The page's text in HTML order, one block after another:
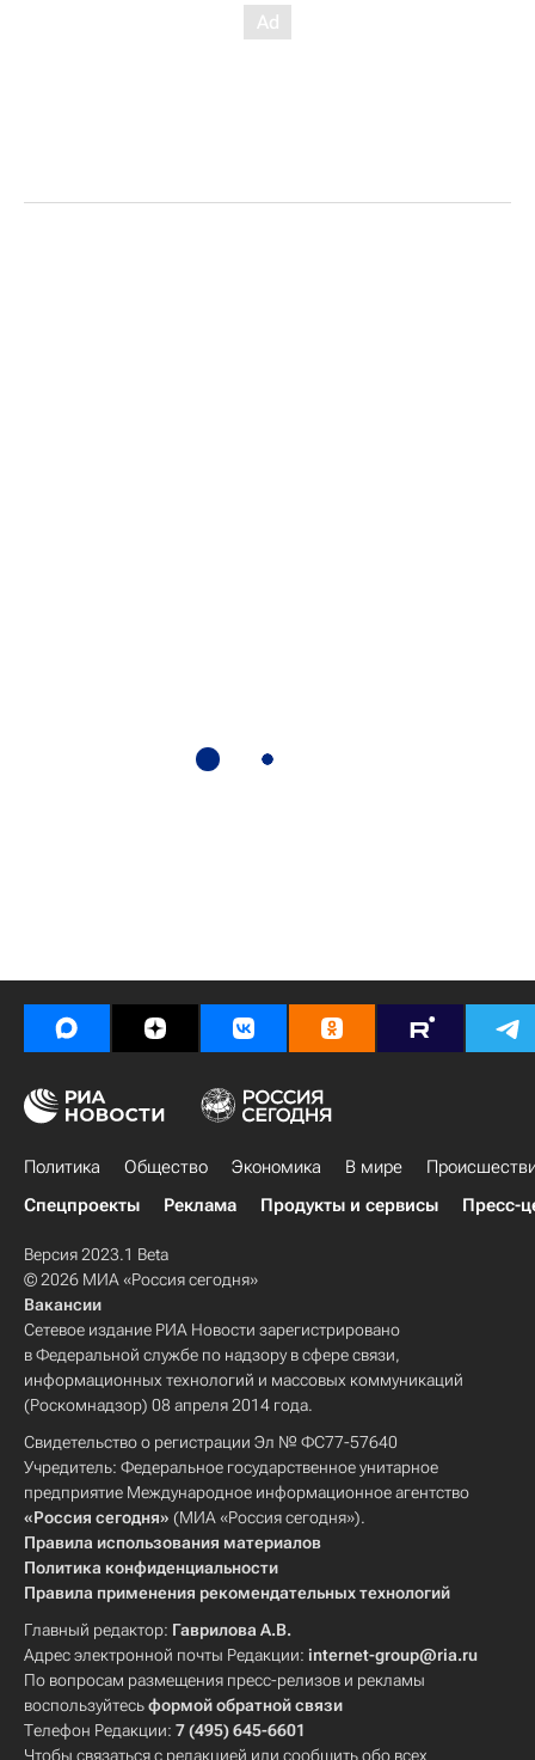
Политика Общество Экономика В мире
Спецпроекты
Реклама Продукты и сервисы Пресс-
Версия 2023.1 Beta
© 2026 МИА «Россия сегодня»
Вакансии
Сетевое издание РИА Новости зарегистрировано
в Федеральной службе по надзору в сфере связи,
информационных технологий и массовых коммуникаций
(Роскомнадзор) 08 апреля 2014 года.
Свидетельство о регистрации Эл № ФС77-57640
Учредитель: Федеральное государственное унитарное
предприятие Международное информационное агентство
«Россия сегодня» (МИА «Россия сегодня»).
Правила использования материалов
Политика конфиденциальности
Правила применения рекомендательных технологий
Главный редактор: Гаврилова А.В.
Адрес электронной почты Редакции: internet-group@ria.ru
По вопросам размещения пресс-релизов и рекламы
воспользуйтесьформой обратной связи
Телефон Редакции: 7 (495) 645-6601
Чтобы связаться с редакцией или сообщить обо всех